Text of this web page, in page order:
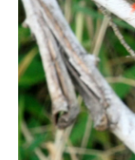
Så tar man